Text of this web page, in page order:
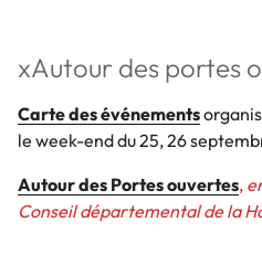
xAutour des portes
Carte des événements
le week-end du 25, 26
Autour des Portes ouvertes,
Conseil départemental de la